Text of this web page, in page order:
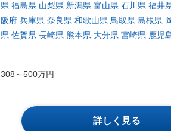
県 福島県 山梨県 新潟県 富山県 石川県 福井
阪府 兵庫県 奈良県 和歌山県 鳥取県 島根県
県 佐賀県 長崎県 熊本県 大分県 宮崎県 鹿児
308～500万円
詳しく見る